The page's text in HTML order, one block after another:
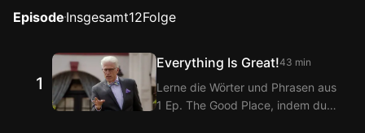
Episode Insgesamt12Folge
1
Everything Is Great!43 min
Lerne die Wörter und Phrasen aus
1 Ep. The Good Place, indem du